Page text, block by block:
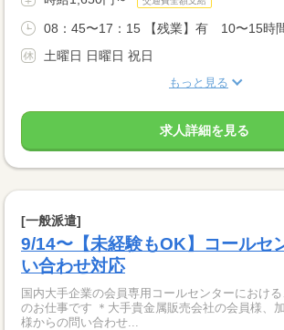
08：45〜17：15 【残業】有 10〜15時間
土曜日 日曜日 祝日
もっと見る
求人詳細を見る
[一般派遣]
9/14〜【未経験もOK】コールセ
い合わせ対応
国内大手企業の会員専用コールセンターにおけ
のお仕事です ＊大手貴金属販売会社の会員様、
様からの問い合わせ...